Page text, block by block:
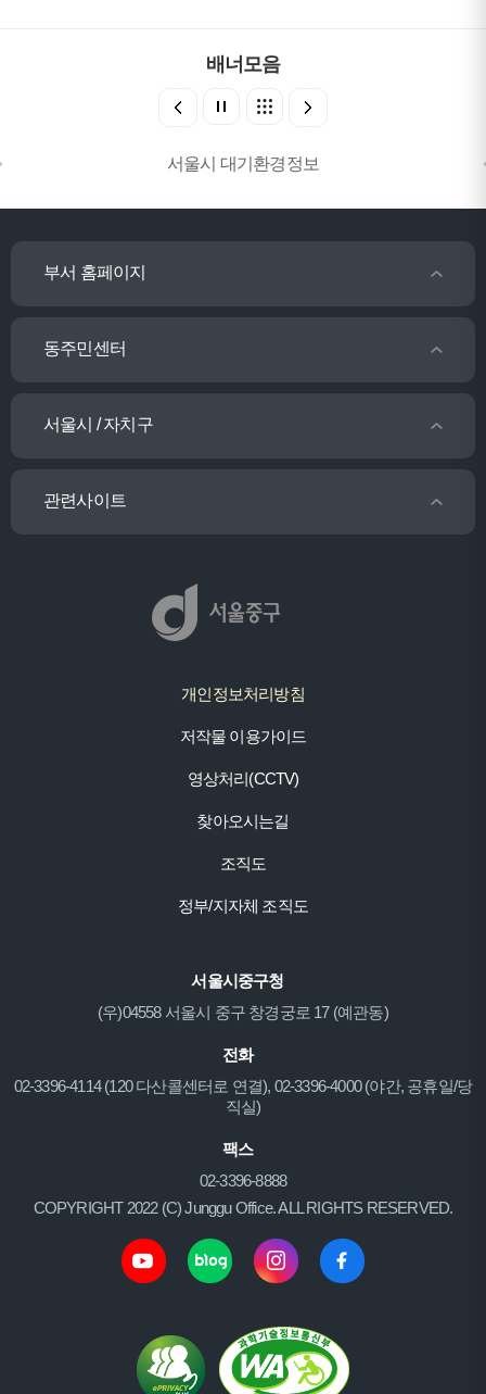
배너모음
서울시 대기환경정보
부서 홈페이지
동주민센터
서울시 / 자치구
관련사이트
개인정보처리방침
저작물 이용가이드
영상처리(CCTV)
찾아오시는길
조직도
정부/지자체 조직도
서울시중구청
(우)04558 서울시 중구 창경궁로 17 (예관동)
전화
02-3396-4114 (120 다산콜센터로 연결), 02-3396-4000 (야간, 공휴일/당
직실)
팩스
02-3396-8888
COPYRIGHT 2022 (C) Junggu Office. ALL RIGHTS RESERVED.